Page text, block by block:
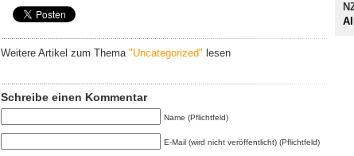
Weitere Artikel zum Thema "Uncategorized" lesen
Schreibe einen Kommentar
Name (Pflichtfeld)
E-Mail (wird nicht veröffentlicht) (Pflichtfeld)